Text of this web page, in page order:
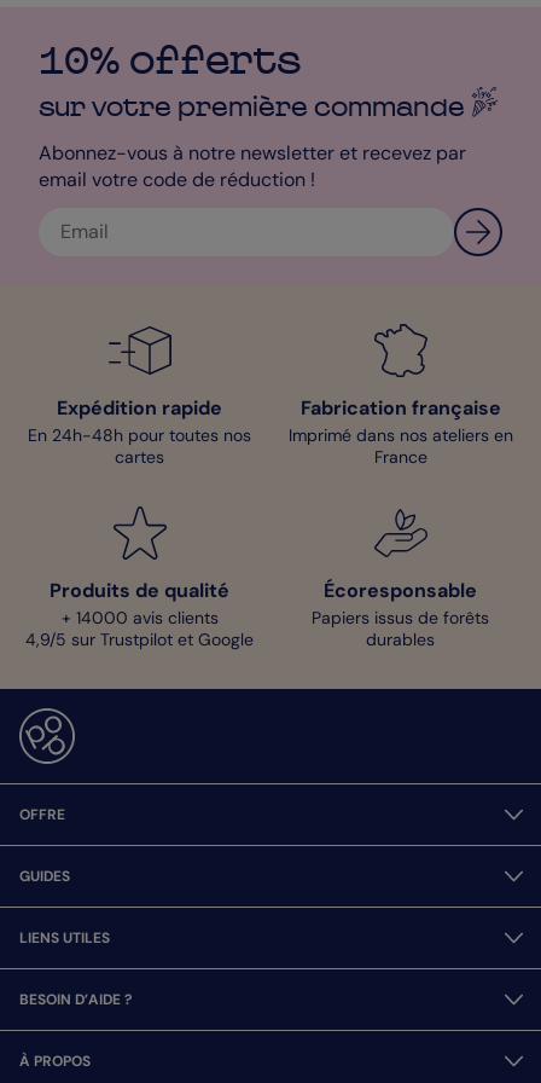
10% offerts
sur votre première commande
Abonnez-vous à notre newsletter et recevez par
email votre code de réduction !
Expédition rapide
En 24h-48h pour toutes nos
cartes
Fabrication française
Imprimé dans nos ateliers en
France
Produits de qualité
+ 14000 avis clients
4,9/5 sur Trustpilot et Google
Écoresponsable
Papiers issus de forêts
durables
OFFRE
GUIDES
LIENS UTILES
BESOIN D’AIDE ?
À PROPOS